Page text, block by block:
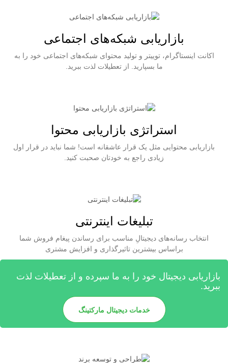
بازاریابی شبکه‌های اجتماعی
اکانت اینستاگرام، توییتر و تولید محتوای شبکه‌های اجتماعی خود را به
ما بسپارید. از تعطیلات لذت ببرید.
استراتژی بازاریابی محتوا
بازاریابی محتوایی مثل یک قرار عاشقانه است! شما نباید در قرار اول
زیادی راجع به خودتان صحبت کنید.
تبلیغات اینترنتی
انتخاب رسانه‌های دیجیتالِ مناسب برای رساندن پیغام فروش شما
براساس بیشترین تاثیرگذاری و افزایش مشتری
بازاریابی دیجیتال خود را به ما سپرده و از تعطیلات لذت
ببرید.
خدمات دیجیتال مارکتینگ